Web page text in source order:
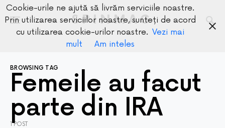
SPINMAG
BROWSING TAG
Femeile au facut
parte din IRA
1 POST
Cookie-urile ne ajută să livrăm serviciile noastre.
Prin utilizarea serviciilor noastre, sunteți de acord
cu utilizarea cookie-urilor noastre. Vezi mai
mult
Am inteles